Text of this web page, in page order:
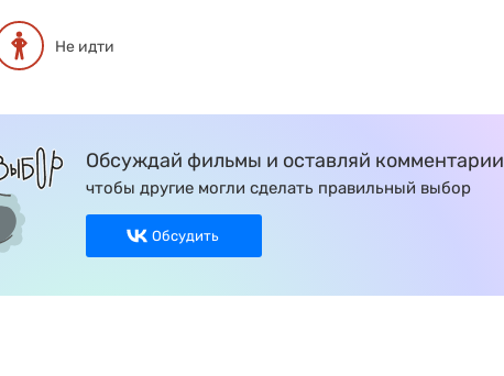
Не идти
Обсуждай фильмы и оставляй комментарии
чтобы другие могли сделать правильный выбор
Обсудить